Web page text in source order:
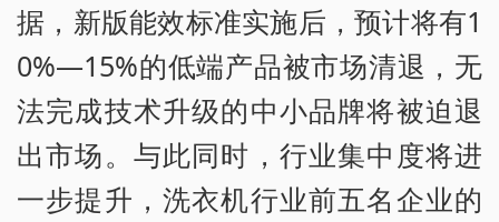
据，新版能效标准实施后，预计将有1
0%—15%的低端产品被市场清退，无
法完成技术升级的中小品牌将被迫退
出市场。与此同时，行业集中度将进
一步提升，洗衣机行业前五名企业的